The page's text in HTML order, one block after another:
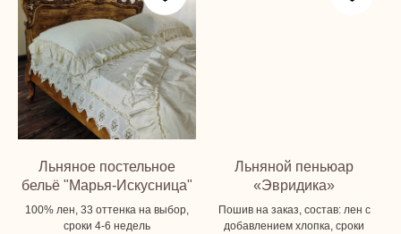
Льняное постельное
бельё "Марья-Искусница"
100% лен, 33 оттенка на выбор,
сроки 4-6 недель
Льняной пеньюар
«Эвридика»
Пошив на заказ, состав: лен с
добавлением хлопка, сроки